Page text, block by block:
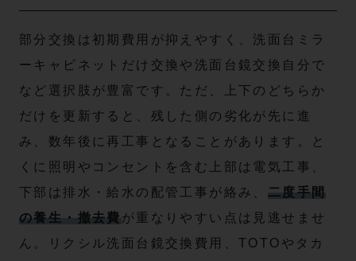
部分交換は初期費用が抑えやすく、洗面台ミラ
ーキャビネットだけ交換や洗面台鏡交換自分で
など選択肢が豊富です。ただ、上下のどちらか
だけを更新すると、残した側の劣化が先に進
み、数年後に再工事となることがあります。と
くに照明やコンセントを含む上部は電気工事、
下部は排水・給水の配管工事が絡み、 二度手間
の養生・撤去費 が重なりやすい点は見逃せませ
ん。リクシル洗面台鏡交換費用、TOTOやタカ